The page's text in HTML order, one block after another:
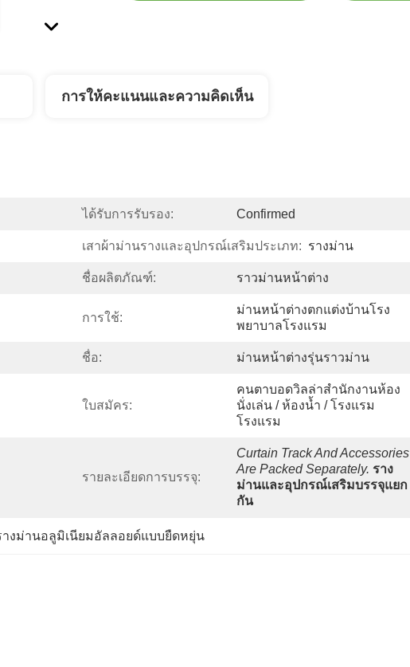
การให้คะแนนและความคิดเห็น
ได้รับการรับรอง: Confirmed
เสาผ้าม่านรางและอุปกรณ์เสริมประเภท: รางม่าน
ชื่อผลิตภัณฑ์: ราวม่านหน้าต่าง
การใช้:
ม่านหน้าต่างตกแต่งบ้านโรง
พยาบาลโรงแรม
ชื่อ: ม่านหน้าต่างรุ่นราวม่าน
ใบสมัคร:
คนตาบอดวิลล่าสำนักงานห้อง
นั่งเล่น / ห้องน้ำ / โรงแรม
โรงแรม
รายละเอียดการบรรจุ:
Curtain Track And Accessories
Are Packed Separately. ราง
ม่านและอุปกรณ์เสริมบรรจุแยก
กัน
างม่านอลูมิเนียมอัลลอยด์แบบยืดหยุ่น